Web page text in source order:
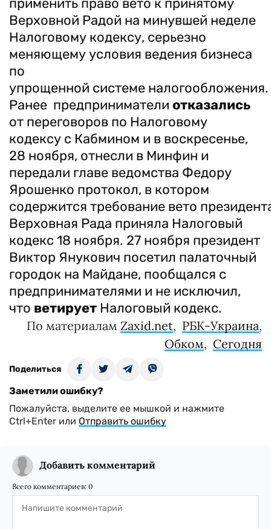
применить право вето к принятому
Верховной Радой на минувшей неделе
Налоговому кодексу, серьезно
меняющему условия ведения бизнеса
по
упрощенной системе налогообложения.
Ранее предприниматели отказались
от переговоров по Налоговому
кодексу с Кабмином и в воскресенье,
28 ноября, отнесли в Минфин и
передали главе ведомства Федору
Ярошенко протокол, в котором
содержится требование вето
Верховная Рада приняла Налоговый
кодекс 18 ноября. 27 ноября президент
Виктор Янукович посетил палаточный
городок на Майдане, пообщался с
предпринимателями и не исключил,
что ветирует Налоговый кодекс.
По материалам Zaxid.net, РБК-Украина,
Обком, Сегодня
Поделиться
Заметили ошибку?
Пожалуйста, выделите ее мышкой и нажмите
Ctrl+Enter или Отправить ошибку
Добавить комментарий
Всего комментариев: 0